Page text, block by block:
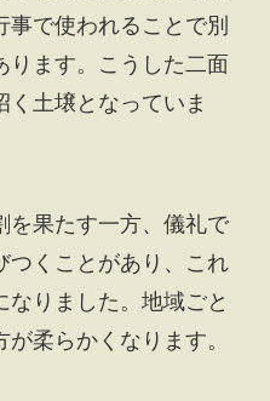
事で使われることで別
ります。こうした二面
土壌となっていま
を果たす一方、儀礼で
つくことがあり、これ
りました。地域ごと
柔らかくなります。